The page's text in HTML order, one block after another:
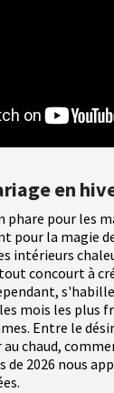
en
phare pour les
pour la magie
intérieurs
concourt à
mois les plus
Entre le
au chaud,
de 2026 nous